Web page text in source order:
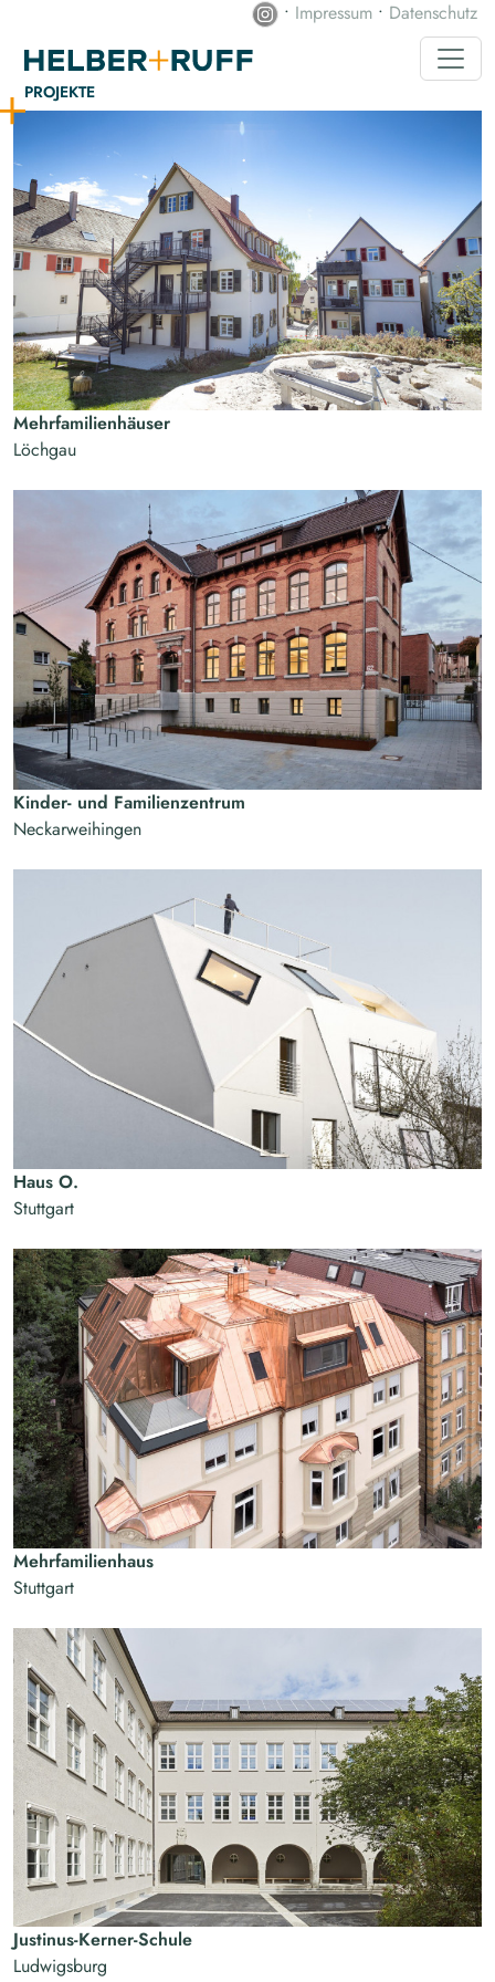
• Impressum • Datenschutz
PROJEKTE
Mehrfamilienhäuser
Löchgau
Kinder- und Familienzentrum
Neckarweihingen
Haus O.
Stuttgart
Mehrfamilienhaus
Stuttgart
Justinus-Kerner-Schule
Ludwigsburg